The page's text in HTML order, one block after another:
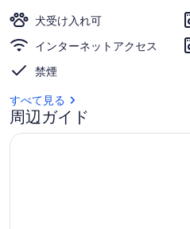
犬受け入れ可
インターネットアクセス
禁煙
すべて見る
周辺ガイド